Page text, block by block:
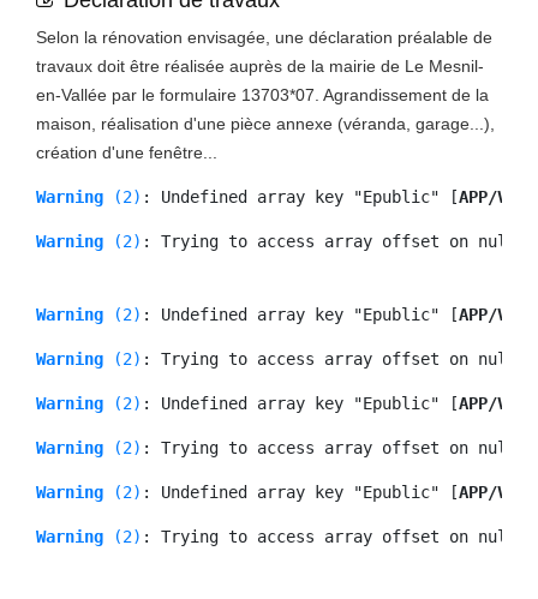
Selon la rénovation envisagée, une déclaration préalable de
travaux doit être réalisée auprès de la mairie de Le Mesnil-
en-Vallée par le formulaire 13703*07. Agrandissement de la
maison, réalisation d'une pièce annexe (véranda, garage...),
création d'une fenêtre...
Warning (2) : Undefined array key "Epublic" [APP/
Warning (2) : Trying to access array offset on null [
Warning (2) : Undefined array key "Epublic" [APP/
Warning (2) : Trying to access array offset on null [
Warning (2) : Undefined array key "Epublic" [APP/
Warning (2) : Trying to access array offset on null [
Warning (2) : Undefined array key "Epublic" [APP/
Warning (2) : Trying to access array offset on null [